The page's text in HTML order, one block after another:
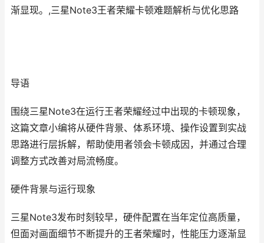
渐显现。,三星Note3王者荣耀卡顿难题解析与优化思路
导语
围绕三星Note3在运行王者荣耀经过中出现的卡顿现象，
这篇文章小编将从硬件背景、体系环境、操作设置到实战
思路进行层拆解，帮助使用者领会卡顿成因，并通过合理
调整方式改善对局流畅度。
硬件背景与运行现象
三星Note3发布时刻较早，硬件配置在当年定位高质量，
但面对画面细节不断提升的王者荣耀时，性能压力逐渐显